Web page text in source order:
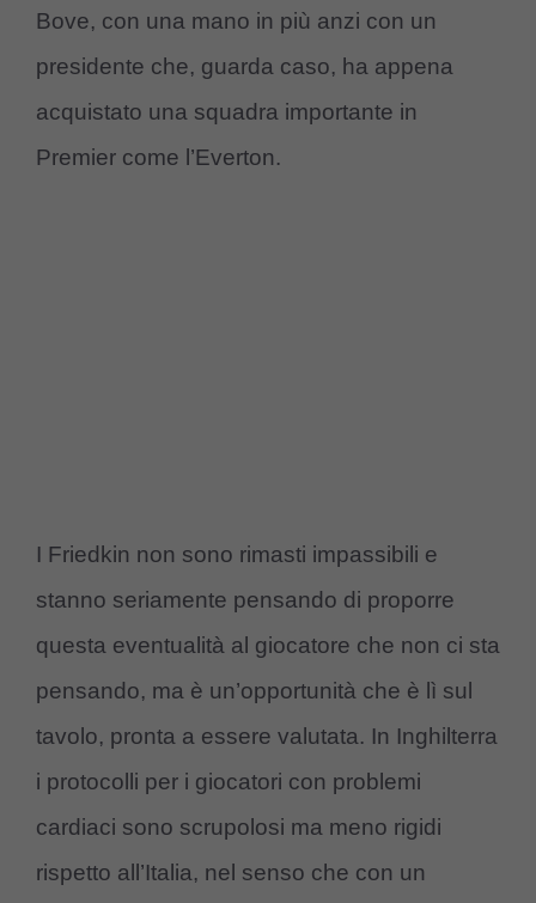
Bove, con una mano in più anzi con un
presidente che, guarda caso, ha appena
acquistato una squadra importante in
Premier come l’Everton.
I Friedkin non sono rimasti impassibili e
stanno seriamente pensando di proporre
questa eventualità al giocatore che non ci sta
pensando, ma è un’opportunità che è lì sul
tavolo, pronta a essere valutata. In Inghilterra
i protocolli per i giocatori con problemi
cardiaci sono scrupolosi ma meno rigidi
rispetto all’Italia, nel senso che con un